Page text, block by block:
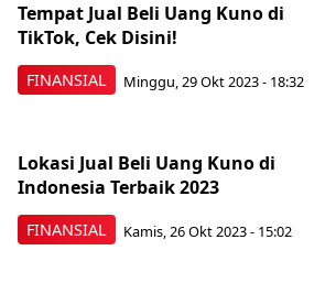
FINANSIAL
Tempat Jual Beli Uang Kuno di
TikTok, Cek Disini!
Minggu, 29 Okt 2023 - 18:32
FINANSIAL
Lokasi Jual Beli Uang Kuno di
Indonesia Terbaik 2023
Kamis, 26 Okt 2023 - 15:02